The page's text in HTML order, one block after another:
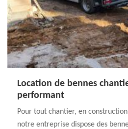
Location de bennes
performant
Pour tout chantier, en
notre entreprise dispose des